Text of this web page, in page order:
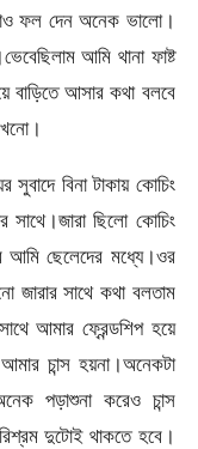
ফল দেন অনেক ভালো।
আমি থানা ফাষ্ট
বাড়িতে আসার কথা বলবে
বিনা টাকায় কোচিং
ছিলো কোচিং
আমি ছেলেদের মধ্যে।ওর
জারার সাথে কথা বলতাম
আমার ফ্রেন্ডশিপ হয়ে
আমার চান্স হয়না।অনেকটা
পড়াশুনা করেও চান্স
দুটোই থাকতে হবে।